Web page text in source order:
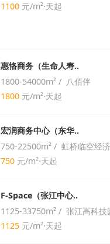
1100 元/m²⋅天起
惠恪商务（生命人寿..
1800-54000m² / 八佰伴
1800 元/m²⋅天起
宏润商务中心（东华..
750-22500m² / 虹桥临空经
750 元/m²⋅天起
F-Space（张江中心..
1125-33750m² / 张江高科技
1125 元/m²⋅天起